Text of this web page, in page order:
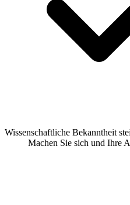
Wissenschaftliche Bekanntheit
Machen Sie sich und Ihre